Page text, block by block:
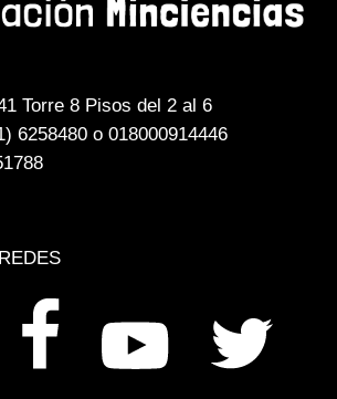
Torre 8 Pisos del 2 al 6
6258480 o 018000914446